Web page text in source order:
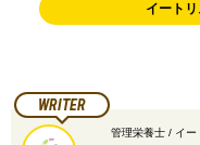
イート
WRITER
管理栄養士 / イー